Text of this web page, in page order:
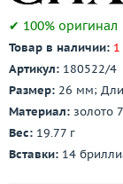
✔ 100% оригинал
Товар в наличии:
Артикул: 180522/4
Размер: 26 мм;
Материал: золото
Вес: 19.77 г
Вставки: 14